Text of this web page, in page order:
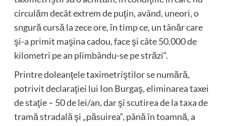
circulăm decât extrem de puţin, având, uneori, o
sngură cursă la zece ore, în timp ce, un tânăr care
şi-a primit maşina cadou, face şi câte 50.000 de
kilometri pe an plimbându-se pe străzi“.
Printre doleanţele taximetriştilor se numără,
potrivit declaraţiei lui Ion Burgaş, eliminarea taxei
de staţie – 50 de lei/an, dar şi scutirea de la taxa de
tramă stradală şi „păsuirea“, până în toamnă, a